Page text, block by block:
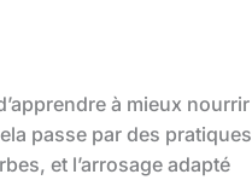
à mieux nourrir
passe par des pratiques
et l’arrosage adapté